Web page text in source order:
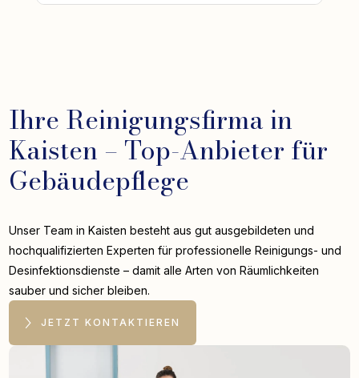
Ihre Reinigungsfirma in
Kaisten – Top-Anbieter für
Gebäudepflege
Unser Team in Kaisten besteht aus gut ausgebildeten und
hochqualifizierten Experten für professionelle Reinigungs- und
Desinfektionsdienste – damit alle Arten von Räumlichkeiten
sauber und sicher bleiben.
JETZT KONTAKTIEREN